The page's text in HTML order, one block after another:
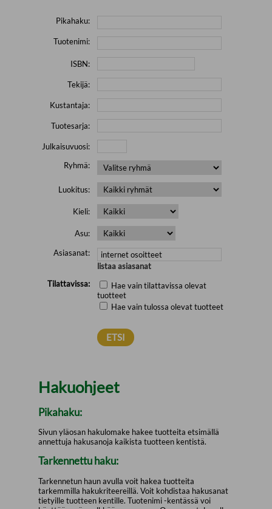
Pikahaku:
Tuotenimi:
ISBN:
Tekijä:
Kustantaja:
Tuotesarja:
Julkaisuvuosi:
Ryhmä:
Luokitus:
Kieli:
Asu:
Asiasanat:
listaa asiasanat
Tilattavissa:
Hae vain tilattavissa olevat
tuotteet
Hae vain tulossa olevat tuotteet
Hakuohjeet
Pikahaku:
Sivun yläosan hakulomake hakee tuotteita etsimällä
annettuja hakusanoja kaikista tuotteen kentistä.
Tarkennettu haku:
Tarkennetun haun avulla voit hakea tuotteita
tarkemmilla hakukriteereillä. Voit kohdistaa hakusanat
tietyille tuotteen kentille. Tuotenimi -kentässä voi